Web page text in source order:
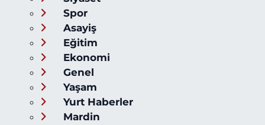
Spor
Asayiş
Eğitim
Ekonomi
Genel
Yaşam
Yurt Haberler
Mardin